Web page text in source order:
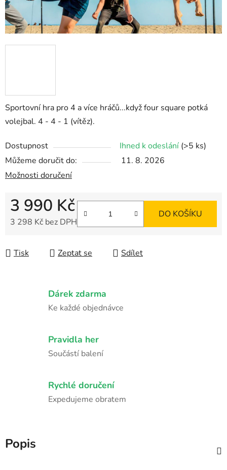
Sportovní hra pro 4 a více hráčů...když four square potká
volejbal. 4 - 4 - 1 (vítěz).
Dostupnost Ihned k odeslání (>5 ks)
Můžeme doručit do:
11. 8. 2026
Možnosti doručení
3 990 Kč
3 298 Kč bez DPH
DO KOŠÍKU
Tisk Zeptat se Sdílet
Dárek zdarma
Ke každé objednávce
Pravidla her
Součástí balení
Rychlé doručení
Expedujeme obratem
Popis